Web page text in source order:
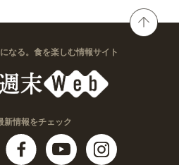
なる。食を楽しむ情報サイト
新情報をチェック